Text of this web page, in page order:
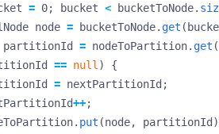
= 0; bucket < bucketToNode.
node = bucketToNode. get (
partitionId = nodeToPartition. get (
== null )
{
= nextPartitionId ;
++;
. put (node, partitionId